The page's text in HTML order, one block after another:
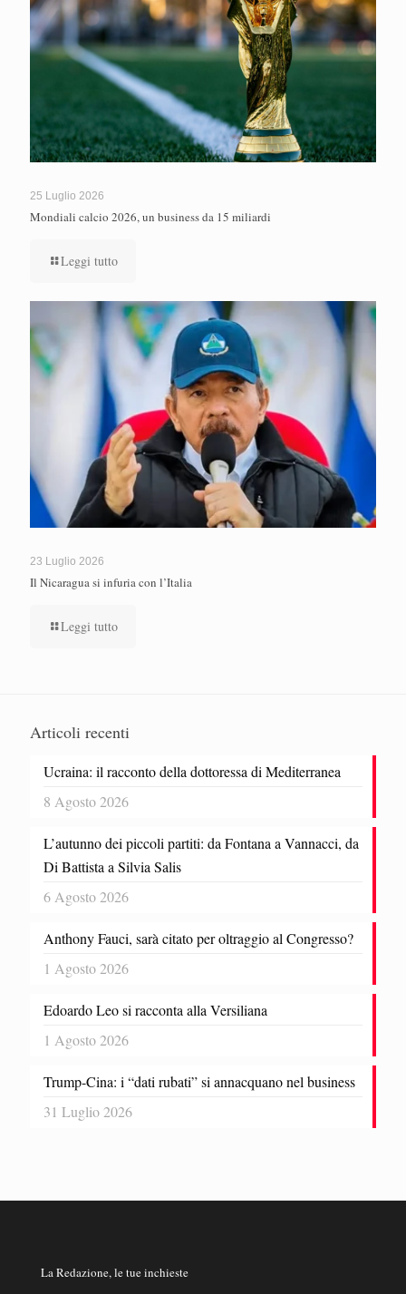
25 Luglio 2026
Mondiali calcio 2026, un business da 15 miliardi
Leggi tutto
23 Luglio 2026
Il Nicaragua si infuria con l’Italia
Leggi tutto
Articoli recenti
Ucraina: il racconto della dottoressa di Mediterranea
8 Agosto 2026
L’autunno dei piccoli partiti: da Fontana a Vannacci, da
Di Battista a Silvia Salis
6 Agosto 2026
Anthony Fauci, sarà citato per oltraggio al Congresso?
1 Agosto 2026
Edoardo Leo si racconta alla Versiliana
1 Agosto 2026
Trump-Cina: i “dati rubati” si annacquano nel business
31 Luglio 2026
La Redazione, le tue inchieste